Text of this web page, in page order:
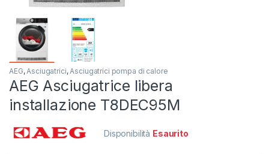
AEG,Asciugatrici,Asciugatrici pompa di calore
AEG Asciugatrice libera
installazione T8DEC95M
Disponibilità Esaurito